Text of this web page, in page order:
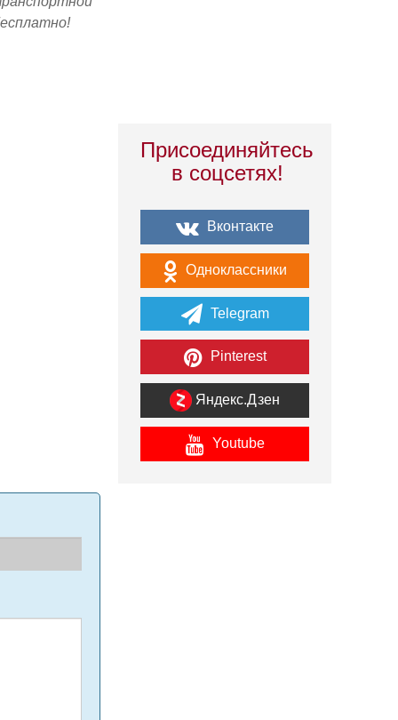
Присоединяйтесь
в соцсетях!
Вконтакте
Одноклассники
Telegram
Pinterest
Яндекс.Дзен
Youtube